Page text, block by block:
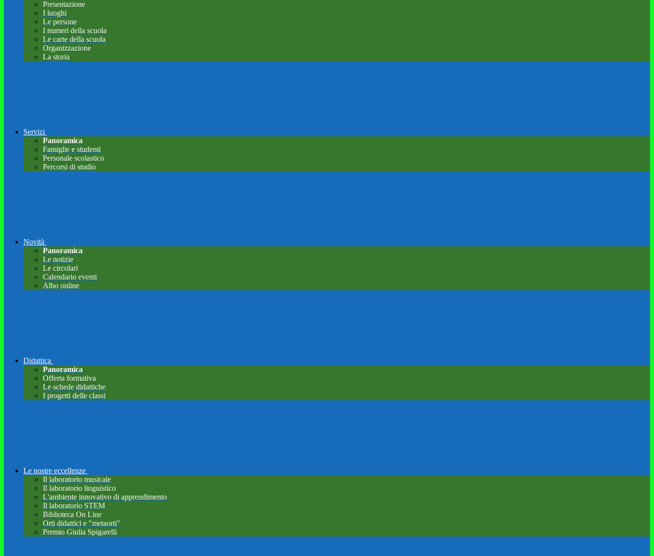
Presentazione
I luoghi
Le persone
I numeri della scuola
Le carte della scuola
Organizzazione
La storia
Servizi
Panoramica
Famiglie e studenti
Personale scolastico
Percorsi di studio
Novità
Panoramica
Le notizie
Le circolari
Calendario eventi
Albo online
Didattica
Panoramica
Offerta formativa
Le schede didattiche
I progetti delle classi
Le nostre eccellenze
Il laboratorio musicale
Il laboratorio linguistico
L'ambiente innovativo di apprendimento
Il laboratorio STEM
Biblioteca On Line
Orti didattici e "metaorti"
Premio Giulia Spigarelli